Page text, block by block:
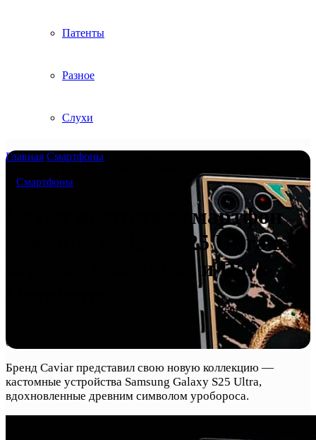
Патенты
Разное
Слухи
Главная Смартфоны
Смартфоны
Caviar выпустил смартфон
Samsung Galaxy S25 Ultra в
версиях Ouroboros и Dark
0
Бренд Caviar представил свою новую коллекцию —
кастомные устройства Samsung Galaxy S25 Ultra,
вдохновленные древним символом уробороса.